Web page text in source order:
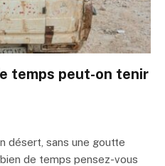
temps peut-on tenir
désert, sans une goutte
de temps pensez-vous